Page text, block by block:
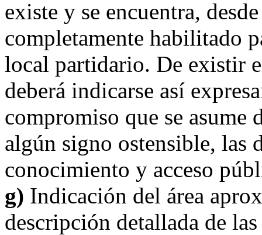
existe y se encuentra,
completamente habilitado
local partidario. De existir
deberá indicarse así
compromiso que se asume
algún signo ostensible, las
conocimiento y acceso
g) Indicación del área
descripción detallada de